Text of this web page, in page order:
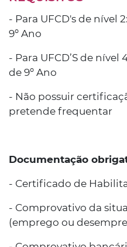
- Para UFCD's de nível
9º Ano
- Para UFCD’S de
de 9º Ano
- Não possuir
pretende frequentar
Documentação
- Certificado de
- Comprovativo da
(emprego ou